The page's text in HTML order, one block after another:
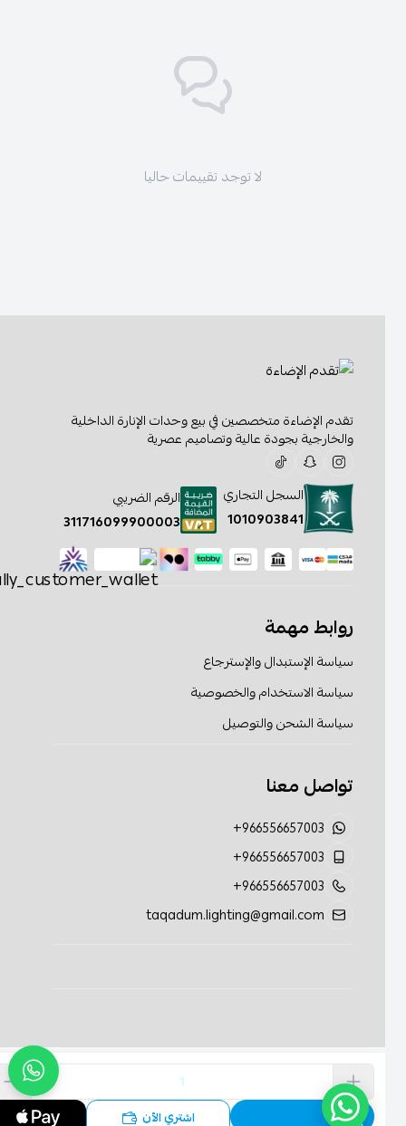
اشتري الآن
لا توجد تقييمات حاليا
تقدم الإضاءة متخصصين في بيع وحدات الإنارة الداخلية
والخارجية بجودة عالية وتصاميم عصرية
السجل التجاري
1010903841
الرقم الضريبي
311716099900003
روابط مهمة
سياسة الإستبدال والإسترجاع
سياسة الاستخدام والخصوصية
سياسة الشحن والتوصيل
تواصل معنا
+966556657003
+966556657003
+966556657003
taqadum.lighting@gmail.com
الحقوق محفوظة | 2026 تقدم الإضاءة